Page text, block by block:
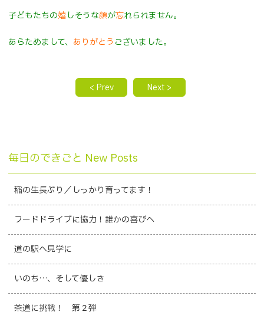
子どもたちの嬉しそうな顔が忘れられません。
あらためまして、 ありがとう ございました。
< Prev Next >
毎日のできごと New Posts
稲の生長ぶり／しっかり育ってます！
フードドライブに協力！誰かの喜びへ
道の駅へ見学に
いのち…、そして優しさ
茶道に挑戦！ 第２弾